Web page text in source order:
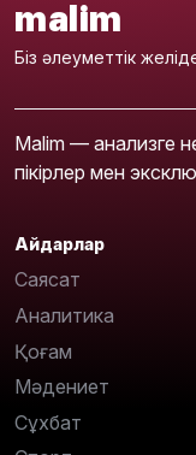
malim
Біз әлеуметтік
Malim — анализге
пікірлер мен
Айдарлар
Саясат
Аналитика
Қоғам
Мәдениет
Сұхбат